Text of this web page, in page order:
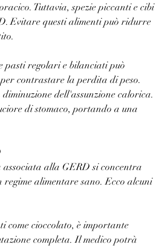
Tuttavia, spezie piccanti e cibi
Evitare questi alimenti può ridurre
pasti regolari e bilanciati può
contrastare la perdita di peso.
dell'assunzione calorica.
di stomaco, portando a una
alla GERD si concentra
alimentare sano. Ecco alcuni
come cioccolato, è importante
completa. Il medico potrà